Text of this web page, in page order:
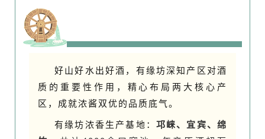
好山好水出好酒，有缘坊深知产区对酒
质的重要性作用，精心布局两大核心产
区，成就浓酱双优的品质底气。
有缘坊浓香生产基地： 邛崃、宜宾、绵